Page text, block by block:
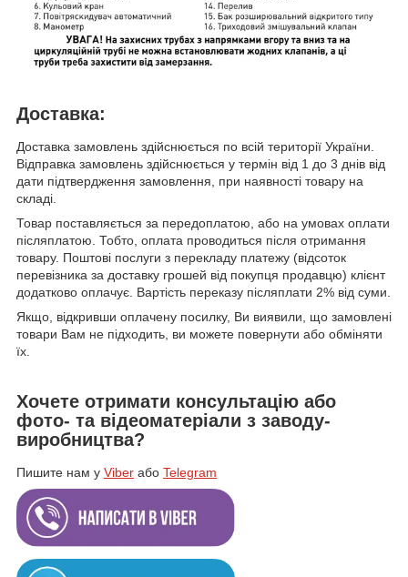
Доставка:
Доставка замовлень здійснюється по всій території України.
Відправка замовлень здійснюється у термін від 1 до 3 днів від
дати підтвердження замовлення, при наявності товару на
складі.
Товар поставляється за передоплатою, або на умовах оплати
післяплатою. Тобто, оплата проводиться після отримання
товару. Поштові послуги з перекладу платежу (відсоток
перевізника за доставку грошей від покупця продавцю) клієнт
додатково оплачує. Вартість переказу післяплати 2% від суми.
Якщо, відкривши оплачену посилку, Ви виявили, що замовлені
товари Вам не підходить, ви можете повернути або обміняти
їх.
Хочете отримати консультацію або
фото- та відеоматеріали з заводу-
виробництва?
Пишите нам у Viber або Telegram